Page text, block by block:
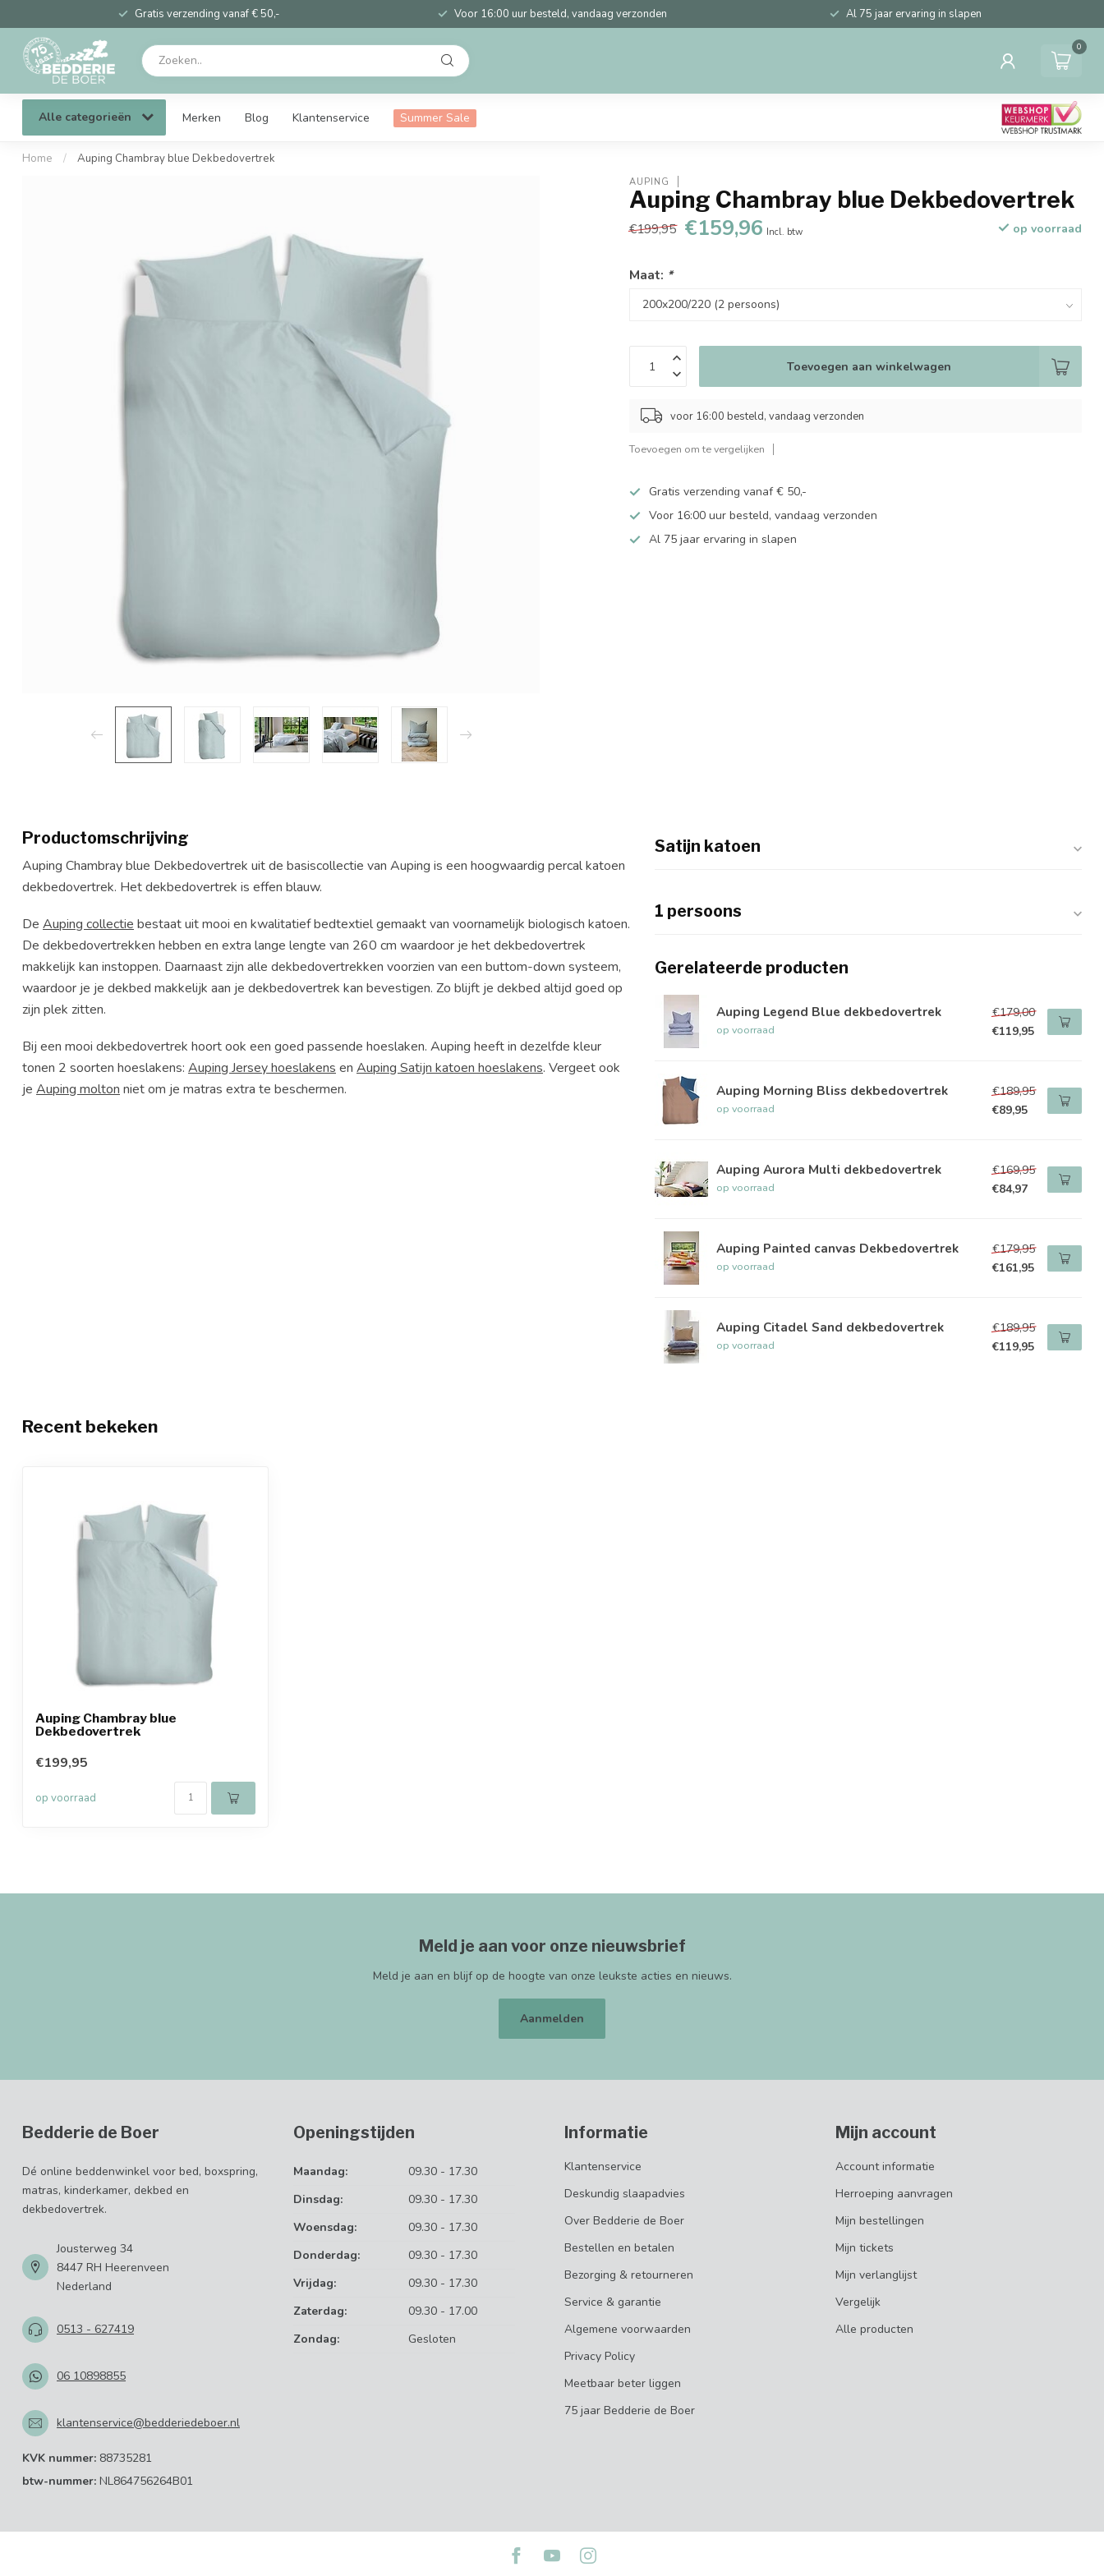
Gratis verzending vanaf € 50,- Voor 16:00 uur besteld, vandaag verzonden Al 75 jaar ervaring in slapen
0
Alle categorieën Merken Blog Klantenservice Summer Sale
Home / Auping Chambray blue Dekbedovertrek
AUPING
Auping Chambray blue Dekbedovertrek
€199,95 €159,96 Incl. btw op voorraad
Maat: *
Toevoegen aan winkelwagen
voor 16:00 besteld, vandaag verzonden
Toevoegen om te vergelijken
Gratis verzending vanaf € 50,-
Voor 16:00 uur besteld, vandaag verzonden
Al 75 jaar ervaring in slapen
Productomschrijving
Auping Chambray blue Dekbedovertrek uit de basiscollectie van Auping is een hoogwaardig percal katoen
dekbedovertrek. Het dekbedovertrek is effen blauw.
De Auping collectie bestaat uit mooi en kwalitatief bedtextiel gemaakt van voornamelijk biologisch katoen.
De dekbedovertrekken hebben en extra lange lengte van 260 cm waardoor je het dekbedovertrek
makkelijk kan instoppen. Daarnaast zijn alle dekbedovertrekken voorzien van een buttom-down systeem,
waardoor je je dekbed makkelijk aan je dekbedovertrek kan bevestigen. Zo blijft je dekbed altijd goed op
zijn plek zitten.
Bij een mooi dekbedovertrek hoort ook een goed passende hoeslaken. Auping heeft in dezelfde kleur
tonen 2 soorten hoeslakens: Auping Jersey hoeslakens en Auping Satijn katoen hoeslakens. Vergeet ook
je Auping molton niet om je matras extra te beschermen.
Satijn katoen
1 persoons
Gerelateerde producten
Auping Legend Blue dekbedovertrek
op voorraad
€179,00
€119,95
Auping Morning Bliss dekbedovertrek
op voorraad
€189,95
€89,95
Auping Aurora Multi dekbedovertrek
op voorraad
€169,95
€84,97
Auping Painted canvas Dekbedovertrek
op voorraad
€179,95
€161,95
Auping Citadel Sand dekbedovertrek
op voorraad
€189,95
€119,95
Recent bekeken
Auping Chambray blue
Dekbedovertrek
€199,95
op voorraad
Meld je aan voor onze nieuwsbrief
Meld je aan en blijf op de hoogte van onze leukste acties en nieuws.
Aanmelden
Bedderie de Boer
Dé online beddenwinkel voor bed, boxspring,
matras, kinderkamer, dekbed en
dekbedovertrek.
Jousterweg 34
8447 RH Heerenveen
Nederland
0513 - 627419
06 10898855
klantenservice@bedderiedeboer.nl
KVK nummer: 88735281
btw-nummer: NL864756264B01
Openingstijden
Maandag:
09.30 - 17.30
Dinsdag:
09.30 - 17.30
Woensdag:
09.30 - 17.30
Donderdag:
09.30 - 17.30
Vrijdag:
09.30 - 17.30
Zaterdag:
09.30 - 17.00
Zondag:
Gesloten
Informatie
Klantenservice
Deskundig slaapadvies
Over Bedderie de Boer
Bestellen en betalen
Bezorging & retourneren
Service & garantie
Algemene voorwaarden
Privacy Policy
Meetbaar beter liggen
75 jaar Bedderie de Boer
Mijn account
Account informatie
Herroeping aanvragen
Mijn bestellingen
Mijn tickets
Mijn verlanglijst
Vergelijk
Alle producten